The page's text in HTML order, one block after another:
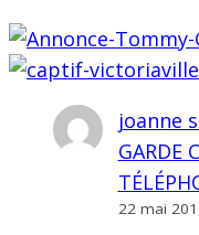
joanne
GARDE
22 mai